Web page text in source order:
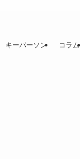
キーパーソン コラム